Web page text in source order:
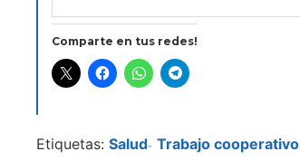
Comparte en tus redes!
Etiquetas: Salud- Trabajo cooperativo